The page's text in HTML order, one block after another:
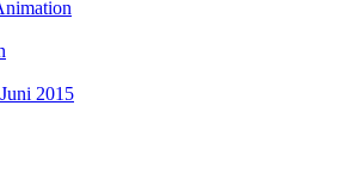
2015